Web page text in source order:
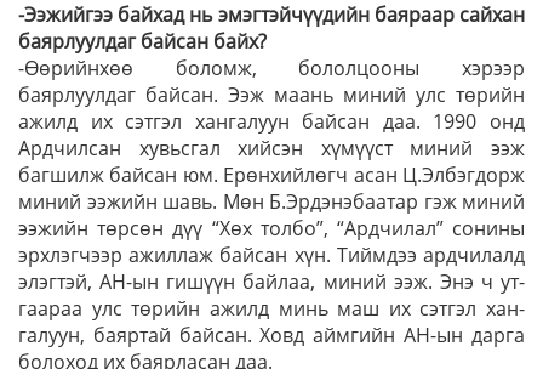
-Ээжийгээ байхад нь эмэгтэйчүүдийн баяраар сайхан
баярлуулдаг байсан байх?
-Өөрийнхөө боломж, бололцооны хэрээр
баярлуулдаг байсан. Ээж маань миний улс төрийн
ажилд их сэтгэл хангалуун байсан даа. 1990 онд
Ардчилсан хувьсгал хийсэн хүмүүст миний ээж
багшилж байсан юм. Ерөнхийлөгч асан Ц.Элбэгдорж
миний ээжийн шавь. Мөн Б.Эр­дэнэбаатар гэж миний
ээжийн төрсөн дүү “Хөх тол­бо”, “Ардчилал” сонины
эрхлэгчээр ажил­лаж бай­сан хүн. Тиймдээ ардчилалд
элэг­тэй, АН-ын ги­шүүн байлаа, миний ээж. Энэ ч ут­
гаараа улс төрийн ажилд минь маш их сэтгэл хан­
галуун, баяр­тай байсан. Ховд аймгийн АН-ын дарга
бо­лоход их баярласан даа.